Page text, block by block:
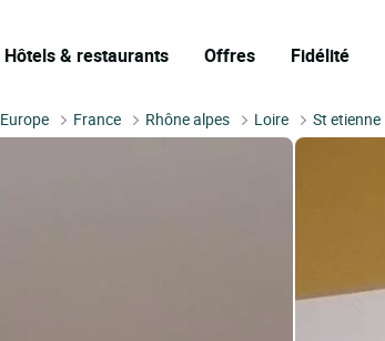
Hôtels & restaurants Offres Fidélité
Europe France Rhône alpes Loire St etienne